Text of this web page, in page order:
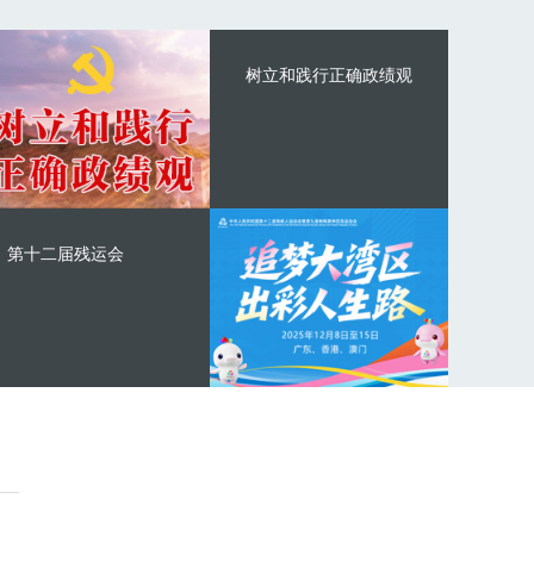
树立和践行正确政绩观
第十二届残运会